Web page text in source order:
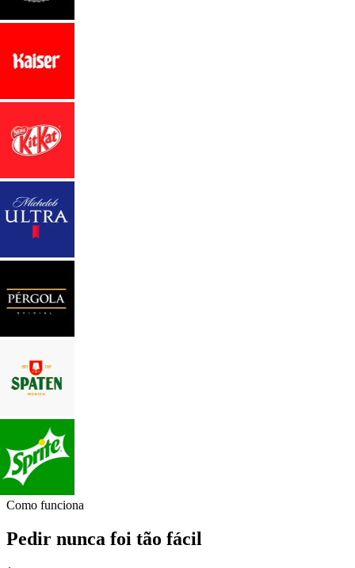
Como funciona
Pedir nunca foi tão fácil